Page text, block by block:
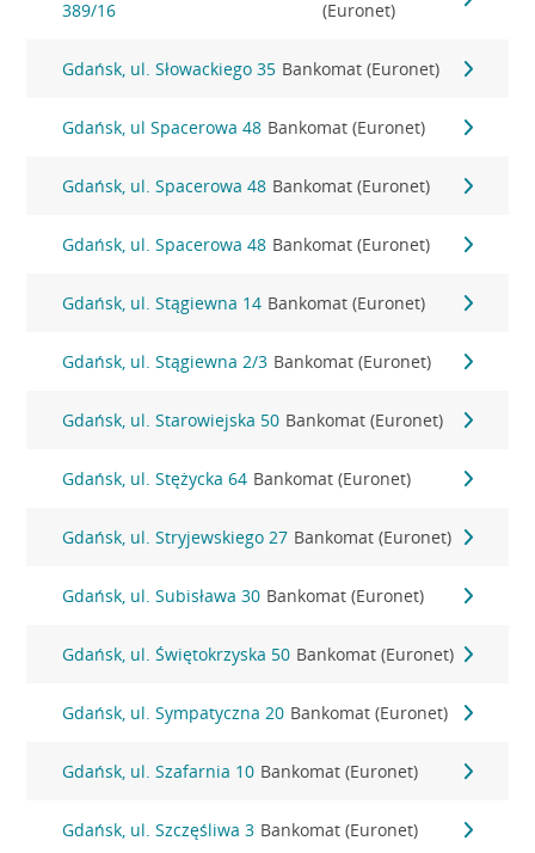
389/16
(Euronet)
Gdańsk, ul. Słowackiego 35 Bankomat (Euronet)
Gdańsk, ul Spacerowa 48 Bankomat (Euronet)
Gdańsk, ul. Spacerowa 48 Bankomat (Euronet)
Gdańsk, ul. Spacerowa 48 Bankomat (Euronet)
Gdańsk, ul. Stągiewna 14 Bankomat (Euronet)
Gdańsk, ul. Stągiewna 2/3 Bankomat (Euronet)
Gdańsk, ul. Starowiejska 50 Bankomat (Euronet)
Gdańsk, ul. Stężycka 64 Bankomat (Euronet)
Gdańsk, ul. Stryjewskiego 27 Bankomat (Euronet)
Gdańsk, ul. Subisława 30 Bankomat (Euronet)
Gdańsk, ul. Świętokrzyska 50 Bankomat (Euronet)
Gdańsk, ul. Sympatyczna 20 Bankomat (Euronet)
Gdańsk, ul. Szafarnia 10 Bankomat (Euronet)
Gdańsk, ul. Szczęśliwa 3 Bankomat (Euronet)